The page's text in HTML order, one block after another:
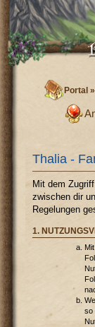
Portal
Thalia -
Mit dem
zwischen dir
Regelungen
1.
so